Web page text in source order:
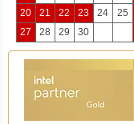
20
21 22 23 24 25
27
28 29 30